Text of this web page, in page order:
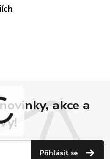
akce a
Přihlásit se